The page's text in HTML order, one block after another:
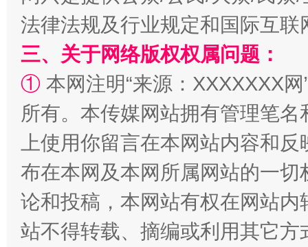
国家大学科技园优化重塑工作
法律法规及行业规定和国际互
三、关于网络版权权属问题：
① 本网注明“来源：XXXXXXX
所有。本传媒网站拥有管理笔
上使用你留言在本网站内容和
布在本网及本网所属网站的一
论和投稿，本网站有权在网站
站不得转载、摘编或利用其它